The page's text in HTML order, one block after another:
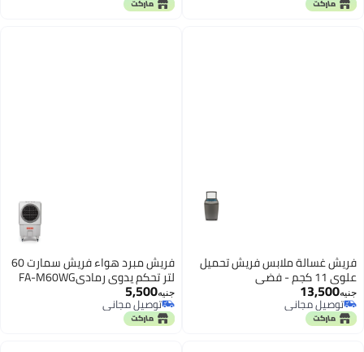
فريش غسالة ملابس فريش تحميل
علوى 11 كجم - فضي
جنيه13,500
توصيل مجاني
توصيل مجاني
فريش مبرد هواء فريش سمارت 60
لتر تحكم يدوي رماديFA-M60WG
جنيه5,500
توصيل مجاني
توصيل مجاني